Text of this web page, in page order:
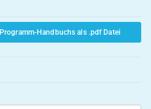
Handbuchs als .pdf Datei